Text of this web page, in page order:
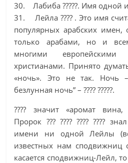
30. Лабиба ?????. Имя одной
31. Лейла ???? . Это имя
популярных арабских имен,
только арабами, но и
многими
христианами. Принято
«ночь». Это не так. Ночь –
безлунная ночь” – ???? ?????.
???? значит «аромат
Пророк ??? ???? ???? ????
имени ни одной Лейлы
известных нам сподвижниц
касается сподвижниц-Лейл,